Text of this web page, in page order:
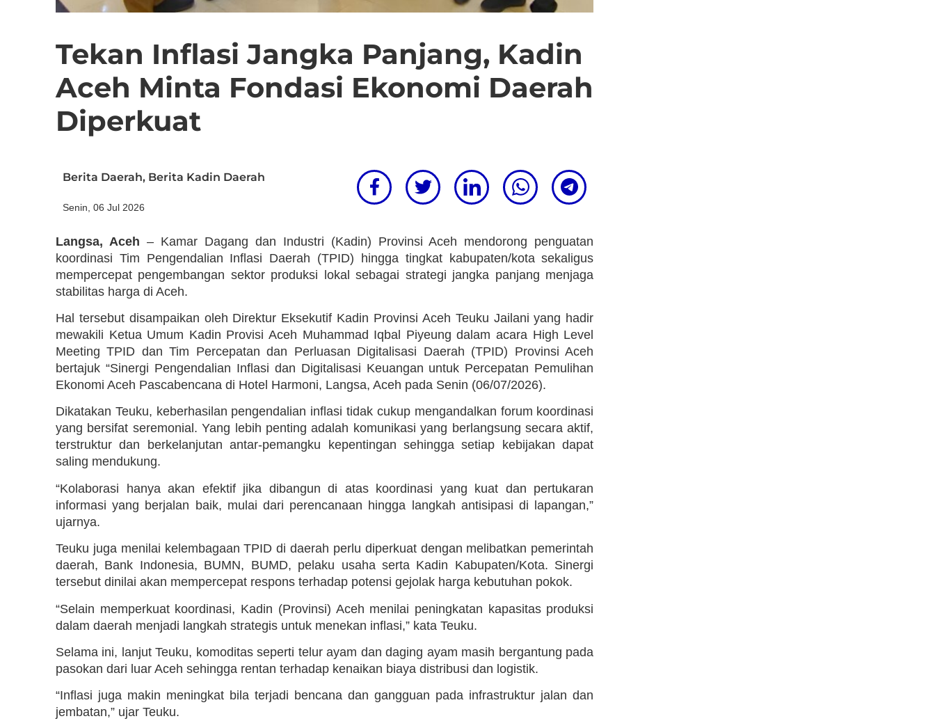
Tekan Inflasi Jangka Panjang, Kadin
Aceh Minta Fondasi Ekonomi Daerah
Diperkuat
Berita Daerah, Berita Kadin Daerah
Senin, 06 Jul 2026
Langsa, Aceh – Kamar Dagang dan Industri (Kadin) Provinsi Aceh mendorong penguatan
koordinasi Tim Pengendalian Inflasi Daerah (TPID) hingga tingkat kabupaten/kota sekaligus
mempercepat pengembangan sektor produksi lokal sebagai strategi jangka panjang menjaga
stabilitas harga di Aceh.
Hal tersebut disampaikan oleh Direktur Eksekutif Kadin Provinsi Aceh Teuku Jailani yang hadir
mewakili Ketua Umum Kadin Provisi Aceh Muhammad Iqbal Piyeung dalam acara High Level
Meeting TPID dan Tim Percepatan dan Perluasan Digitalisasi Daerah (TPID) Provinsi Aceh
bertajuk “Sinergi Pengendalian Inflasi dan Digitalisasi Keuangan untuk Percepatan Pemulihan
Ekonomi Aceh Pascabencana di Hotel Harmoni, Langsa, Aceh pada Senin (06/07/2026).
Dikatakan Teuku, keberhasilan pengendalian inflasi tidak cukup mengandalkan forum koordinasi
yang bersifat seremonial. Yang lebih penting adalah komunikasi yang berlangsung secara aktif,
terstruktur dan berkelanjutan antar-pemangku kepentingan sehingga setiap kebijakan dapat
saling mendukung.
“Kolaborasi hanya akan efektif jika dibangun di atas koordinasi yang kuat dan pertukaran
informasi yang berjalan baik, mulai dari perencanaan hingga langkah antisipasi di lapangan,”
ujarnya.
Teuku juga menilai kelembagaan TPID di daerah perlu diperkuat dengan melibatkan pemerintah
daerah, Bank Indonesia, BUMN, BUMD, pelaku usaha serta Kadin Kabupaten/Kota. Sinergi
tersebut dinilai akan mempercepat respons terhadap potensi gejolak harga kebutuhan pokok.
“Selain memperkuat koordinasi, Kadin (Provinsi) Aceh menilai peningkatan kapasitas produksi
dalam daerah menjadi langkah strategis untuk menekan inflasi,” kata Teuku.
Selama ini, lanjut Teuku, komoditas seperti telur ayam dan daging ayam masih bergantung pada
pasokan dari luar Aceh sehingga rentan terhadap kenaikan biaya distribusi dan logistik.
“Inflasi juga makin meningkat bila terjadi bencana dan gangguan pada infrastruktur jalan dan
jembatan,” ujar Teuku.